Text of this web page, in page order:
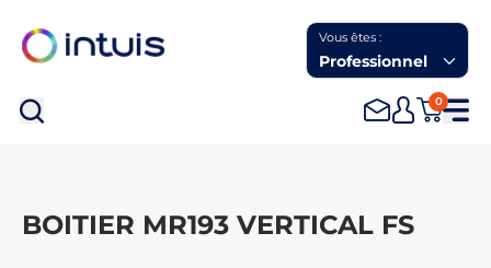
Vous êtes :
Professionnel
0
BOITIER MR193 VERTICAL FS